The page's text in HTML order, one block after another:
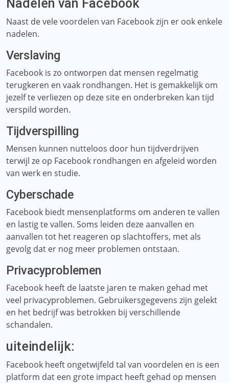
Nadelen van Facebook
Naast de vele voordelen van Facebook zijn er ook enkele
nadelen.
Verslaving
Facebook is zo ontworpen dat mensen regelmatig
terugkeren en vaak rondhangen. Het is gemakkelijk om
jezelf te verliezen op deze site en onderbreken kan tijd
verspild worden.
Tijdverspilling
Mensen kunnen nutteloos door hun tijdverdrijven
terwijl ze op Facebook rondhangen en afgeleid worden
van werk en studie.
Cyberschade
Facebook biedt mensenplatforms om anderen te vallen
en lastig te vallen. Soms leiden deze aanvallen en
aanvallen tot het reageren op slachtoffers, met als
gevolg dat er nog meer problemen ontstaan.
Privacyproblemen
Facebook heeft de laatste jaren te maken gehad met
veel privacyproblemen. Gebruikersgegevens zijn gelekt
en het bedrijf was betrokken bij verschillende
schandalen.
uiteindelijk:
Facebook heeft ongetwijfeld tal van voordelen en is een
platform dat een grote impact heeft gehad op mensen